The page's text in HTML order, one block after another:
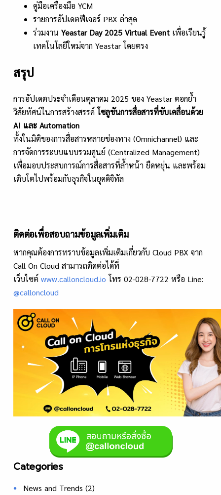
คู่มือเครื่องมือ YCM
รายการอัปเดตฟีเจอร์ PBX ล่าสุด
ร่วมงาน Yeastar Day 2025 Virtual Event เพื่อเรียนรู้
เทคโนโลยีใหม่จาก Yeastar โดยตรง
สรุป
การอัปเดตประจำเดือนตุลาคม 2025 ของ Yeastar ตอกย้ำ
วิสัยทัศน์ในการสร้างสรรค์ โซลูชันการสื่อสารที่ขับเคลื่อนด้วย
AI และ Automation
ทั้งในมิติของการสื่อสารหลายช่องทาง (Omnichannel) และ
การจัดการระบบแบบรวมศูนย์ (Centralized Management)
เพื่อมอบประสบการณ์การสื่อสารที่ล้ำหน้า ยืดหยุ่น และพร้อม
เติบโตไปพร้อมกับธุรกิจในยุคดิจิทัล
ติดต่อเพื่อสอบถามข้อมูลเพิ่มเติม
หากคุณต้องการทราบข้อมูลเพิ่มเติมเกี่ยวกับ Cloud PBX จาก
Call On Cloud สามารถติดต่อได้ที่
เว็บไซต์ www.calloncloud.io โทร 02-028-7722 หรือ Line:
@calloncloud
Categories
News and Trends (2)